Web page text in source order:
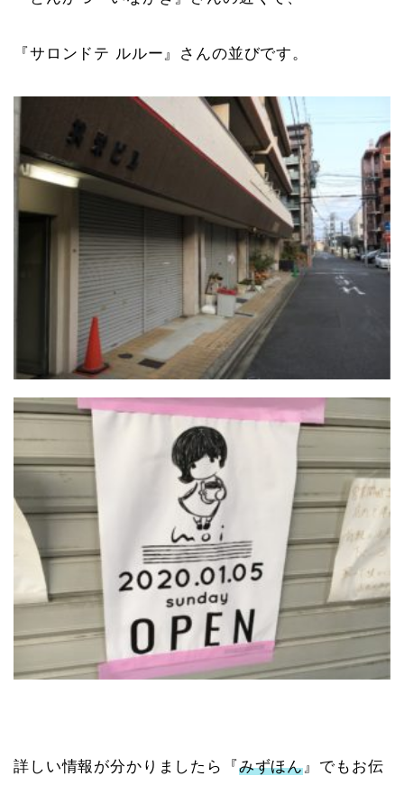
『サロンドテ ルルー』さんの並びです。
詳しい情報が分かりましたら『みずほん』でもお伝